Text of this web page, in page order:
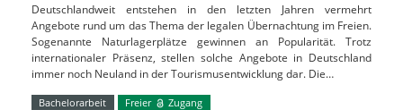
Deutschlandweit entstehen in den letzten Jahren vermehrt
Angebote rund um das Thema der legalen Übernachtung im Freien.
Sogenannte Naturlagerplätze gewinnen an Popularität. Trotz
internationaler Präsenz, stellen solche Angebote in Deutschland
immer noch Neuland in der Tourismusentwicklung dar. Die…
Bachelorarbeit Freier Zugang